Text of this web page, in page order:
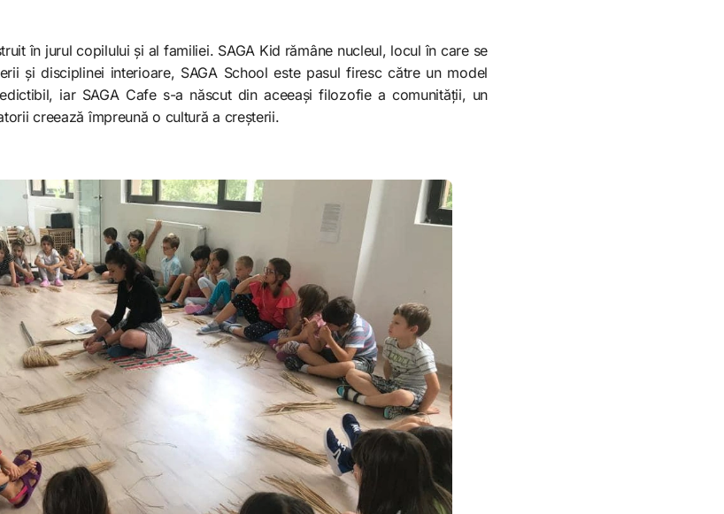
în jurul copilului și al familiei. SAGA Kid rămâne nucleul, locul în care se
și disciplinei interioare, SAGA School este pasul firesc către un model
iar SAGA Cafe s-a născut din aceeași filozofie a comunității, un
creează împreună o cultură a creșterii.